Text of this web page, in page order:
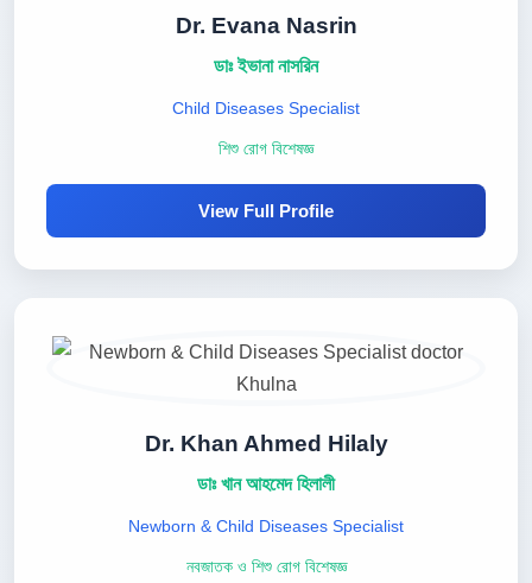
Dr. Evana Nasrin
ডাঃ ইভানা নাসরিন
Child Diseases Specialist
শিশু রোগ বিশেষজ্ঞ
View Full Profile
Dr. Khan Ahmed Hilaly
ডাঃ খান আহমেদ হিলালী
Newborn & Child Diseases Specialist
নবজাতক ও শিশু রোগ বিশেষজ্ঞ